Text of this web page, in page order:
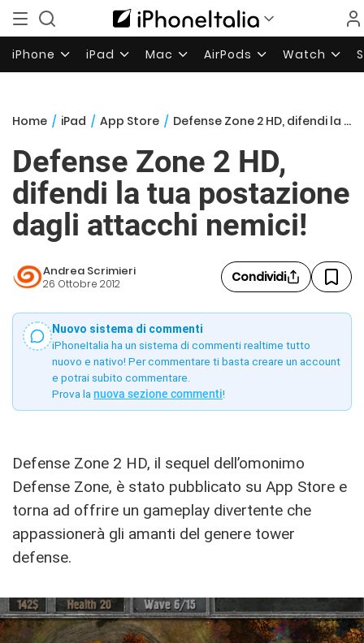
iPhone iPad Mac AirPods Watch
Home / iPad / App Store / Defense Zone 2 HD, difendi la tua postazione dagli attacchi nemici!
Defense Zone 2 HD,
difendi la tua postazione
dagli attacchi nemici!
Andrea Scrimieri
26 Ottobre 2012 Condividi
Nuovo sistema di commenti
iPhoneItalia ha un sistema di commenti realtime tutto
nuovo e nativo! Per commentare ti basta creare un account
e potrai subito commentare.
Prova la nuova sezione commenti!
Defense Zone 2 HD, il sequel dell’omonimo
Defense Zone, è stato pubblicato su App Store e
torna ad offrire un gameplay divertente che
appassionerà gli amanti del genere tower
defense.